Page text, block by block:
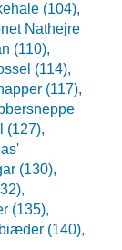
(104),
Nathejre
(110),
(114),
(117),
(127),
(130),
(135),
(140),